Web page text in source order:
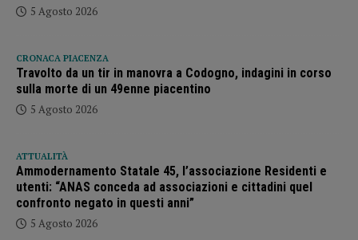
5 Agosto 2026
CRONACA PIACENZA
Travolto da un tir in manovra a Codogno, indagini in corso
sulla morte di un 49enne piacentino
5 Agosto 2026
ATTUALITÀ
Ammodernamento Statale 45, l’associazione Residenti e
utenti: “ANAS conceda ad associazioni e cittadini quel
confronto negato in questi anni”
5 Agosto 2026